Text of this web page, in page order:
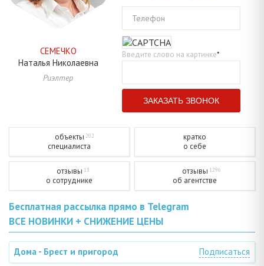
СЕМЕЧКО
Наталья Николаевна
Риэлтер
Телефон
Введите слово на картинке*
объекты 202
специалиста
кратко
о себе
отзывы 13
о сотруднике
отзывы 1296
об агентстве
Бесплатная рассылка прямо в Telegram
ВСЕ НОВИНКИ + СНИЖЕНИЕ ЦЕНЫ
Дома - Брест и пригород Подписаться